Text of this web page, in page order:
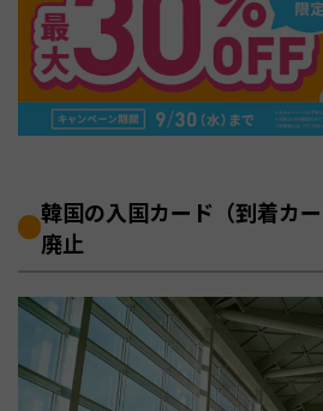
韓国の入国カード（到着カ
廃止